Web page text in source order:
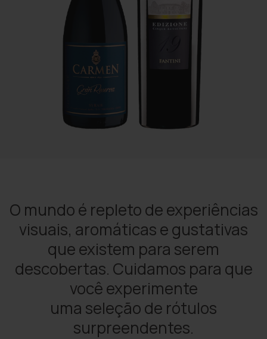
O mundo é repleto de experiências
visuais, aromáticas e gustativas
que existem para serem
descobertas. Cuidamos para que
você experimente
uma seleção de rótulos
surpreendentes.